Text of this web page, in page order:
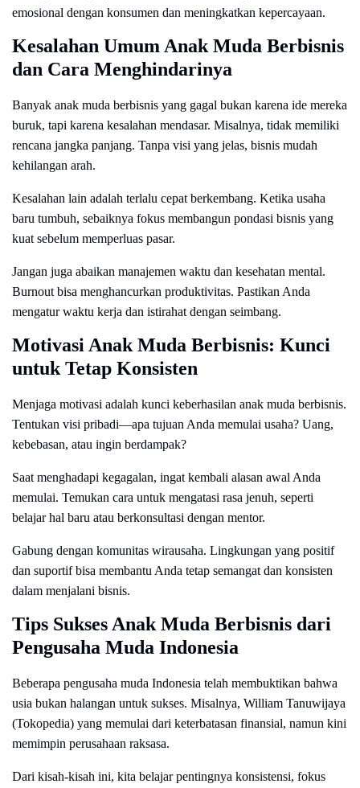
emosional dengan konsumen dan meningkatkan kepercayaan.
Kesalahan Umum Anak Muda Berbisnis
dan Cara Menghindarinya
Banyak anak muda berbisnis yang gagal bukan karena ide mereka
buruk, tapi karena kesalahan mendasar. Misalnya, tidak memiliki
rencana jangka panjang. Tanpa visi yang jelas, bisnis mudah
kehilangan arah.
Kesalahan lain adalah terlalu cepat berkembang. Ketika usaha
baru tumbuh, sebaiknya fokus membangun pondasi bisnis yang
kuat sebelum memperluas pasar.
Jangan juga abaikan manajemen waktu dan kesehatan mental.
Burnout bisa menghancurkan produktivitas. Pastikan Anda
mengatur waktu kerja dan istirahat dengan seimbang.
Motivasi Anak Muda Berbisnis: Kunci
untuk Tetap Konsisten
Menjaga motivasi adalah kunci keberhasilan anak muda berbisnis.
Tentukan visi pribadi—apa tujuan Anda memulai usaha? Uang,
kebebasan, atau ingin berdampak?
Saat menghadapi kegagalan, ingat kembali alasan awal Anda
memulai. Temukan cara untuk mengatasi rasa jenuh, seperti
belajar hal baru atau berkonsultasi dengan mentor.
Gabung dengan komunitas wirausaha. Lingkungan yang positif
dan suportif bisa membantu Anda tetap semangat dan konsisten
dalam menjalani bisnis.
Tips Sukses Anak Muda Berbisnis dari
Pengusaha Muda Indonesia
Beberapa pengusaha muda Indonesia telah membuktikan bahwa
usia bukan halangan untuk sukses. Misalnya, William Tanuwijaya
(Tokopedia) yang memulai dari keterbatasan finansial, namun kini
memimpin perusahaan raksasa.
Dari kisah-kisah ini, kita belajar pentingnya konsistensi, fokus